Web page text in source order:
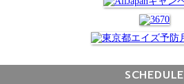
SCHEDULE